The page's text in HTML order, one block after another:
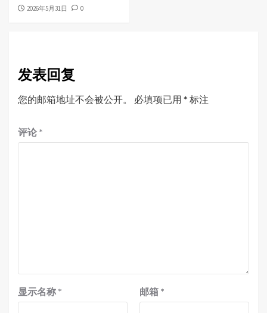
2026年5月31日 0
发表回复
您的邮箱地址不会被公开。 必填项已用 * 标注
评论 *
显示名称 * 邮箱 *